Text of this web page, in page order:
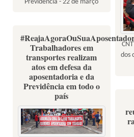
Previdência - 22 de março
dos
Trabalhadores em
transportes realizam
atos em defesa da
aposentadoria e da
Previdência em todo o
país